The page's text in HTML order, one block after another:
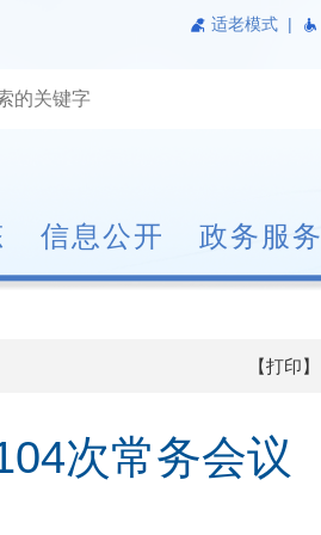
适老模式 |
信息公开 政务服务
【打印】
次常务会议